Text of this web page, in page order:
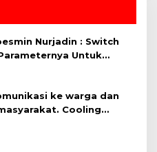
Nurjadin : Switch
Untuk
✈
ke warga dan
Cooling
²024 Polsek Rumbai,